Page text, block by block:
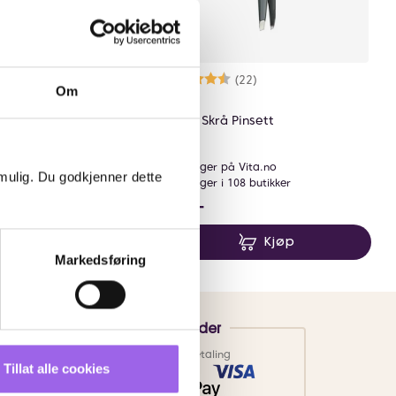
Om
Du godkjenner dette
Markedsføring
Tillat alle cookies
Tosidig
butikker
Karakter:
(22)
4.5 av 5 mulige
Beter Skrå Pinsett
På lager på Vita.no
På lager i 108 butikker
159,-159 NOK
Kjøp
Betalingsmetoder
Kortbetaling